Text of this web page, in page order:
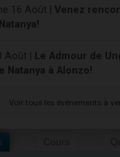
16 Août | Venez
|
Le Admour de
Natanya à Alonzo!
Voir tous les événements à